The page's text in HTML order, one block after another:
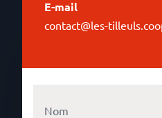
E-mail
contact@les-